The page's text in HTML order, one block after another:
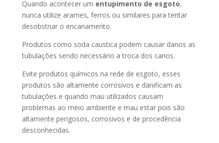
Quando acontecer um entupimento de esgoto,
nunca utilize arames, ferros ou similares para tentar
desobstruir o encanamento.
Produtos como soda caustica podem causar danos as
tubulações sendo necessário a troca dos canos.
Evite produtos químicos na rede de esgoto, esses
produtos são altamente corrosivos e danificam as
tubulações e quando mau utilizados causam
problemas ao meio ambiente e mau estar pois são
altamente perigosos, corrosivos e de procedência
desconhecidas.